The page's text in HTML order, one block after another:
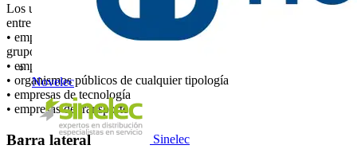
Novelec
Sinelec
Los usuarios que se pueden beneficiar de la planificación energética,
entre otros, abarca:
• empresas de energía: de todos los tamaños, desde los grandes
grupos hasta las pequeñas comercializadoras
• empresas dedicadas a la construcción de infraestructuras
• organismos públicos de cualquier tipología
• empresas de tecnología
• empresas de transporte
Barra lateral